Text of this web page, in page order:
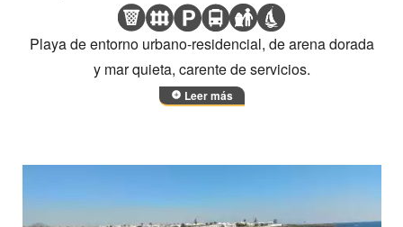
Playa de entorno urbano-residencial, de arena dorada
y mar quieta, carente de servicios.
Leer más